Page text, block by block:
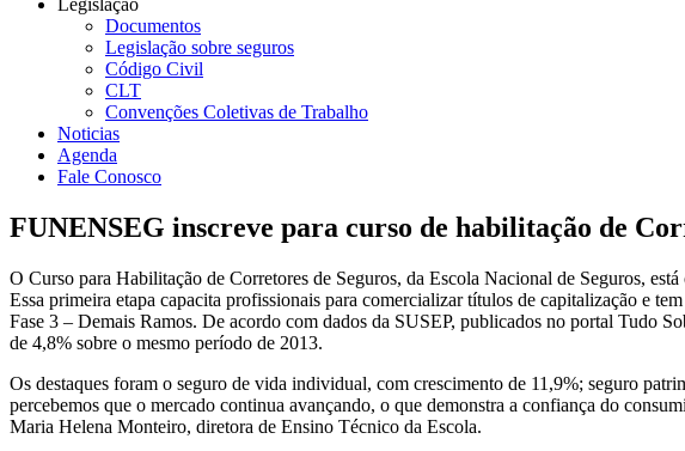
Legislação
Documentos
Legislação sobre seguros
Código Civil
CLT
Convenções Coletivas de Trabalho
Noticias
Agenda
Fale Conosco
FUNENSEG inscreve para curso de habilitação de
O Curso para Habilitação de Corretores de Seguros, da Escola Nacional de Seguros,
Essa primeira etapa capacita profissionais para comercializar títulos de capitalização e
Fase 3 – Demais Ramos. De acordo com dados da SUSEP, publicados no portal Tudo
de 4,8% sobre o mesmo período de 2013.
Os destaques foram o seguro de vida individual, com crescimento de 11,9%; seguro
percebemos que o mercado continua avançando, o que demonstra a confiança do
Maria Helena Monteiro, diretora de Ensino Técnico da Escola.